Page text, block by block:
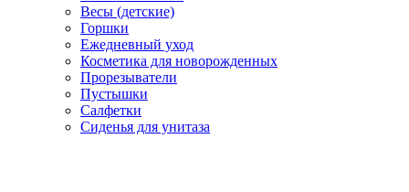
Весы (детские)
Горшки
Ежедневный уход
Косметика для новорожденных
Прорезыватели
Пустышки
Салфетки
Сиденья для унитаза